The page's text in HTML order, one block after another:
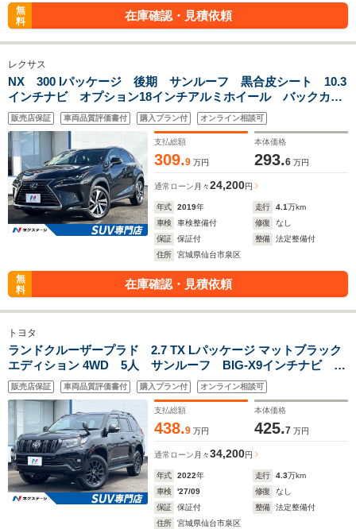
無
料
在庫確認・見積依頼
レクサス
NX 300 Iパッケージ 後期 サンルーフ 黒合皮シート 10.3
インチナビ オプション18インチアルミホイール バックカメ
ラ ルーフレール 3眼LED シートヒーター ステアリングヒ
ーター 禁煙車 レーダークルーズ
販売店保証 車両品質評価書付 購入プラン付 オンライン相談可
支払総額
309.9 万円
本体価格
293.6 万円
通常ローン 月々24,200円
年式 2019年 走行 4.1万km
車検
車検整備付 修復
なし
保証
保証付 整備
法定整備付
住所
宮城県仙台市泉区
無
料
在庫確認・見積依頼
トヨタ
ランドクルーザープラド 2.7 TX Lパッケージ マットブラック
エディション 4WD 5人 サンルーフ BIG-X9インチナビ 黒
革シート/ベンチレーション/シートヒーター LEDヘッドライ
ト LEDヘッドライト ルーフレール 純正18インチアルミ
レーダークルーズ デュアルエアコン
販売店保証 車両品質評価書付 購入プラン付 オンライン相談可
支払総額
438.9 万円
本体価格
425.7 万円
通常ローン 月々34,200円
年式 2022年 走行 4.3万km
車検
'27/09 修復
なし
保証
保証付 整備
法定整備付
住所
宮城県仙台市泉区